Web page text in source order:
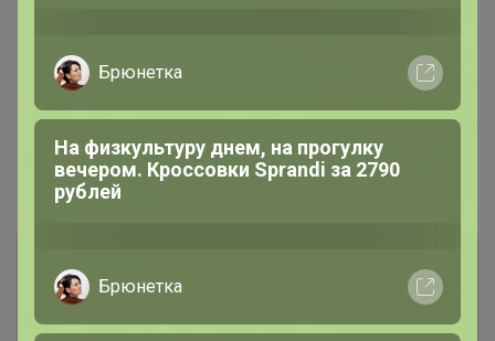
лишь членам клуба
Показать
Брюнетка
На физкультуру днем, на прогулку
вечером. Кроссовки Sprandi за 2790
рублей
Брюнетка